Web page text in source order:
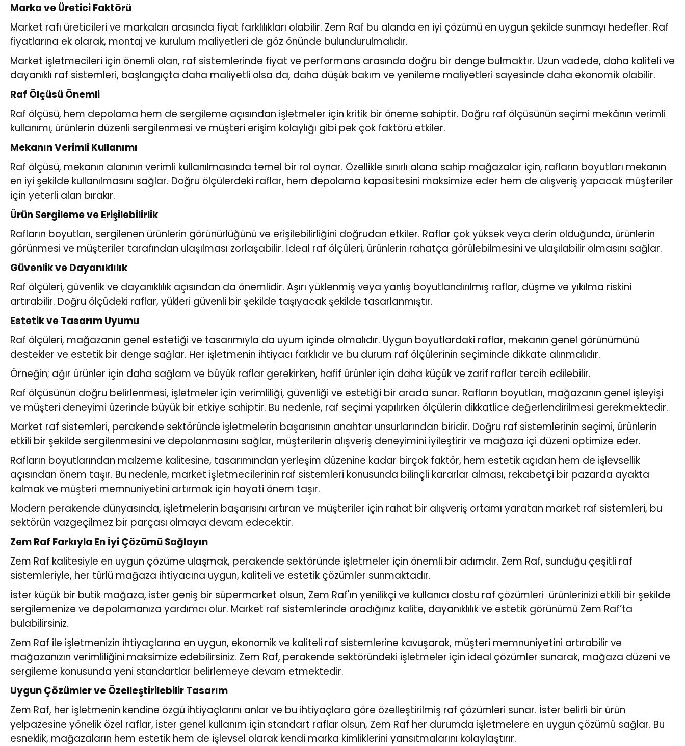
Marka ve Üretici Faktörü
Market rafı üreticileri ve markaları arasında fiyat farklılıkları olabilir. Zem Raf bu alanda en iyi çözümü en uygun şekilde sunmayı hedefler. Raf
fiyatlarına ek olarak, montaj ve kurulum maliyetleri de göz önünde bulundurulmalıdır.
Market işletmecileri için önemli olan, raf sistemlerinde fiyat ve performans arasında doğru bir denge bulmaktır. Uzun vadede, daha kaliteli ve
dayanıklı raf sistemleri, başlangıçta daha maliyetli olsa da, daha düşük bakım ve yenileme maliyetleri sayesinde daha ekonomik olabilir.
Raf Ölçüsü Önemli
Raf ölçüsü, hem depolama hem de sergileme açısından işletmeler için kritik bir öneme sahiptir. Doğru raf ölçüsünün seçimi mekânın verimli
kullanımı, ürünlerin düzenli sergilenmesi ve müşteri erişim kolaylığı gibi pek çok faktörü etkiler.
Mekanın Verimli Kullanımı
Raf ölçüsü, mekanın alanının verimli kullanılmasında temel bir rol oynar. Özellikle sınırlı alana sahip mağazalar için, rafların boyutları mekanın
en iyi şekilde kullanılmasını sağlar. Doğru ölçülerdeki raflar, hem depolama kapasitesini maksimize eder hem de alışveriş yapacak müşteriler
için yeterli alan bırakır.
Ürün Sergileme ve Erişilebilirlik
Rafların boyutları, sergilenen ürünlerin görünürlüğünü ve erişilebilirliğini doğrudan etkiler. Raflar çok yüksek veya derin olduğunda, ürünlerin
görünmesi ve müşteriler tarafından ulaşılması zorlaşabilir. İdeal raf ölçüleri, ürünlerin rahatça görülebilmesini ve ulaşılabilir olmasını sağlar.
Güvenlik ve Dayanıklılık
Raf ölçüleri, güvenlik ve dayanıklılık açısından da önemlidir. Aşırı yüklenmiş veya yanlış boyutlandırılmış raflar, düşme ve yıkılma riskini
artırabilir. Doğru ölçüdeki raflar, yükleri güvenli bir şekilde taşıyacak şekilde tasarlanmıştır.
Estetik ve Tasarım Uyumu
Raf ölçüleri, mağazanın genel estetiği ve tasarımıyla da uyum içinde olmalıdır. Uygun boyutlardaki raflar, mekanın genel görünümünü
destekler ve estetik bir denge sağlar. Her işletmenin ihtiyacı farklıdır ve bu durum raf ölçülerinin seçiminde dikkate alınmalıdır.
Örneğin; ağır ürünler için daha sağlam ve büyük raflar gerekirken, hafif ürünler için daha küçük ve zarif raflar tercih edilebilir.
Raf ölçüsünün doğru belirlenmesi, işletmeler için verimliliği, güvenliği ve estetiği bir arada sunar. Rafların boyutları, mağazanın genel işleyişi
ve müşteri deneyimi üzerinde büyük bir etkiye sahiptir. Bu nedenle, raf seçimi yapılırken ölçülerin dikkatlice değerlendirilmesi gerekmektedir.
Market raf sistemleri, perakende sektöründe işletmelerin başarısının anahtar unsurlarından biridir. Doğru raf sistemlerinin seçimi, ürünlerin
etkili bir şekilde sergilenmesini ve depolanmasını sağlar, müşterilerin alışveriş deneyimini iyileştirir ve mağaza içi düzeni optimize eder.
Rafların boyutlarından malzeme kalitesine, tasarımından yerleşim düzenine kadar birçok faktör, hem estetik açıdan hem de işlevsellik
açısından önem taşır. Bu nedenle, market işletmecilerinin raf sistemleri konusunda bilinçli kararlar alması, rekabetçi bir pazarda ayakta
kalmak ve müşteri memnuniyetini artırmak için hayati önem taşır.
Modern perakende dünyasında, işletmelerin başarısını artıran ve müşteriler için rahat bir alışveriş ortamı yaratan market raf sistemleri, bu
sektörün vazgeçilmez bir parçası olmaya devam edecektir.
Zem Raf Farkıyla En İyi Çözümü Sağlayın
Zem Raf kalitesiyle en uygun çözüme ulaşmak, perakende sektöründe işletmeler için önemli bir adımdır. Zem Raf, sunduğu çeşitli raf
sistemleriyle, her türlü mağaza ihtiyacına uygun, kaliteli ve estetik çözümler sunmaktadır.
İster küçük bir butik mağaza, ister geniş bir süpermarket olsun, Zem Raf'ın yenilikçi ve kullanıcı dostu raf çözümleri ürünlerinizi etkili bir şekilde
sergilemenize ve depolamanıza yardımcı olur. Market raf sistemlerinde aradığınız kalite, dayanıklılık ve estetik görünümü Zem Raf’ta
bulabilirsiniz.
Zem Raf ile işletmenizin ihtiyaçlarına en uygun, ekonomik ve kaliteli raf sistemlerine kavuşarak, müşteri memnuniyetini artırabilir ve
mağazanızın verimliliğini maksimize edebilirsiniz. Zem Raf, perakende sektöründeki işletmeler için ideal çözümler sunarak, mağaza düzeni ve
sergileme konusunda yeni standartlar belirlemeye devam etmektedir.
Uygun Çözümler ve Özelleştirilebilir Tasarım
Zem Raf, her işletmenin kendine özgü ihtiyaçlarını anlar ve bu ihtiyaçlara göre özelleştirilmiş raf çözümleri sunar. İster belirli bir ürün
yelpazesine yönelik özel raflar, ister genel kullanım için standart raflar olsun, Zem Raf her durumda işletmelere en uygun çözümü sağlar. Bu
esneklik, mağazaların hem estetik hem de işlevsel olarak kendi marka kimliklerini yansıtmalarını kolaylaştırır.